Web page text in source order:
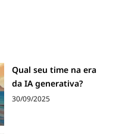
Qual seu time na era
da IA generativa?
30/09/2025